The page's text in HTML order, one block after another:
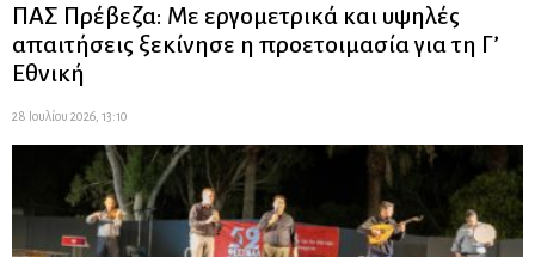
ΠΑΣ Πρέβεζα: Με εργομετρικά και υψηλές
απαιτήσεις ξεκίνησε η προετοιμασία για τη Γ’
Εθνική
28 Ιουλίου 2026, 13:10